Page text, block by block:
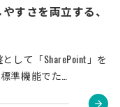
すさを両立する、
して「SharePoint」を
準機能でた…